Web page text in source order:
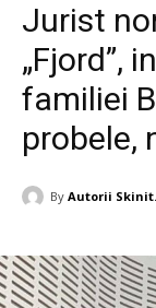
Jurist
„Fjord”,
familiei
probele,
By Autorii